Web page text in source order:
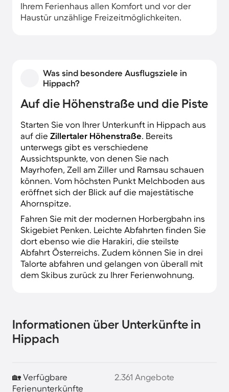
Ihrem Ferienhaus allen Komfort und vor der
Haustür unzählige Freizeitmöglichkeiten.
Was sind besondere Ausflugsziele in
Hippach?
Auf die Höhenstraße und die Piste
Starten Sie von Ihrer Unterkunft in Hippach aus
auf die Zillertaler Höhenstraße. Bereits
unterwegs gibt es verschiedene
Aussichtspunkte, von denen Sie nach
Mayrhofen, Zell am Ziller und Ramsau schauen
können. Vom höchsten Punkt Melchboden aus
eröffnet sich der Blick auf die majestätische
Ahornspitze.
Fahren Sie mit der modernen Horbergbahn ins
Skigebiet Penken. Leichte Abfahrten finden Sie
dort ebenso wie die Harakiri, die steilste
Abfahrt Österreichs. Zudem können Sie in drei
Talorte abfahren und gelangen von überall mit
dem Skibus zurück zu Ihrer Ferienwohnung.
Informationen über Unterkünfte in
Hippach
🏡 Verfügbare
Ferienunterkünfte
2.361 Angebote